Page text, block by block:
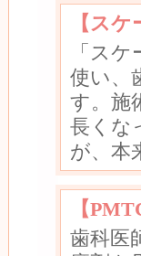
【ス
「ス
使い、
す。施
長くな
が、本
【
歯科医